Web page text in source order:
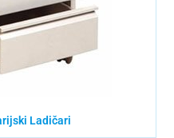
Ladičari